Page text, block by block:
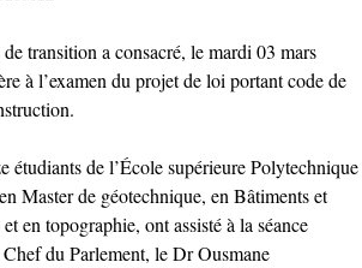
transition a consacré, le mardi 03 mars
à l’examen du projet de loi portant code de
étudiants de l’École supérieure Polytechnique
Master de géotechnique, en Bâtiments et
en topographie, ont assisté à la séance
du Parlement, le Dr Ousmane